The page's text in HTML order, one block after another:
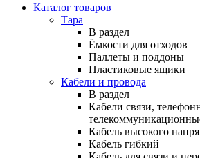
Каталог товаров
Тара
В раздел
Ёмкости для отходов
Паллеты и поддоны
Пластиковые ящики
Кабели и провода
В раздел
Кабели связи,
Кабель высокого
Кабель гибкий